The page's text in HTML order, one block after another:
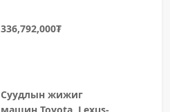
336,792,000₮
Суудлын жижиг